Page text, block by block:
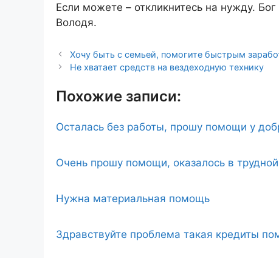
Если можете – откликнитесь на нужду.
Володя.
Хочу быть с семьей, помогите быстрым
Не хватает средств на вездеходную технику
Похожие записи:
Осталась без работы, прошу помощи у
Очень прошу помощи, оказалось в
Нужна материальная помощь
Здравствуйте проблема такая кредиты